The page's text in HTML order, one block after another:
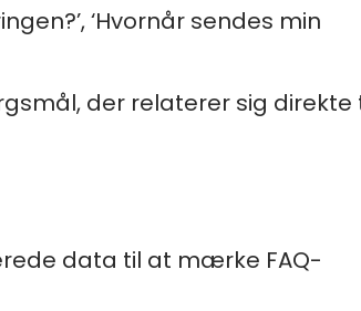
‘Hvornår sendes min
der relaterer sig direkte
data til at mærke FAQ-